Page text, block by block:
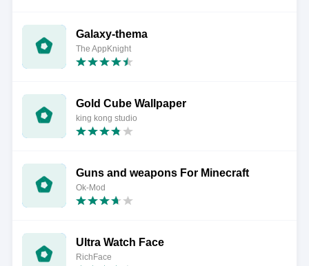
Galaxy-thema
The AppKnight
Gold Cube Wallpaper
king kong studio
Guns and weapons For Minecraft
Ok-Mod
Ultra Watch Face
RichFace